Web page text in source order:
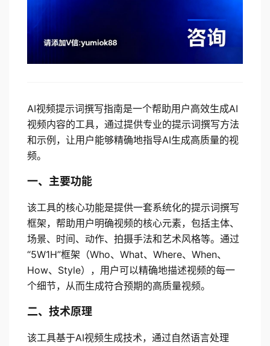
AI视频提示词撰写指南是一个帮助用户高效生成AI
视频内容的工具，通过提供专业的提示词撰写方法
和示例，让用户能够精确地指导AI生成高质量的视
频。
一、主要功能
该工具的核心功能是提供一套系统化的提示词撰写
框架，帮助用户明确视频的核心元素，包括主体、
场景、时间、动作、拍摄手法和艺术风格等。通过
“5W1H”框架（Who、What、Where、When、
How、Style），用户可以精确地描述视频的每一
个细节，从而生成符合预期的高质量视频。
二、技术原理
该工具基于AI视频生成技术，通过自然语言处理